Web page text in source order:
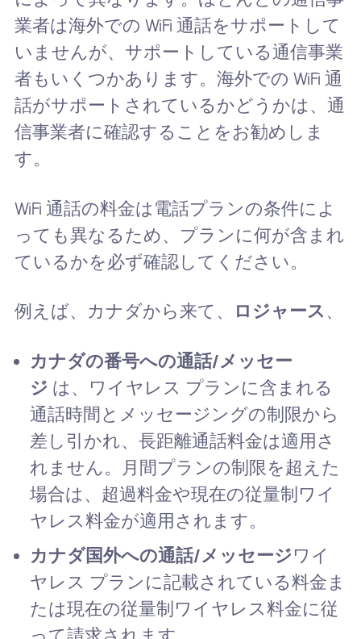
業者は海外での WiFi 通話をサポートして
いませんが、サポートしている通信事業
者もいくつかあります。海外での WiFi 通
話がサポートされているかどうかは、通
信事業者に確認することをお勧めしま
す。
WiFi 通話の料金は電話プランの条件によ
っても異なるため、プランに何が含まれ
ているかを必ず確認してください。
例えば、カナダから来て、 ロジャース 、
カナダの番号への通話/メッセー
ジ は、ワイヤレス プランに含まれる
通話時間とメッセージングの制限から
差し引かれ、長距離通話料金は適用さ
れません。月間プランの制限を超えた
場合は、超過料金や現在の従量制ワイ
ヤレス料金が適用されます。
カナダ国外への通話/メッセージワイ
ヤレス プランに記載されている料金ま
たは現在の従量制ワイヤレス料金に従